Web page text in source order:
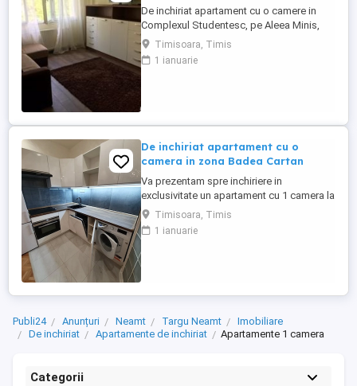
De inchiriat apartament cu o camere in
Complexul Studentesc, pe Aleea Minis,
situat la etajul 2, centrala proprie. 28 mp
Timisoara, Timis
1 ianuarie
De inchiriat apartament cu o
camera in zona Badea Cartan
Va prezentam spre inchiriere in
exclusivitate un apartament cu 1 camera la
etajul 2 4 cu o suprafata de 35 mp,
mobilat si utilat complet in apropiere de
Lidl. Apartamentul este utilat mobilat
Timisoara, Timis
1 ianuarie
Publi24 Anunțuri Neamt Targu Neamt
Imobiliare
De inchiriat
Apartamente de inchiriat Apartamente 1 camera
Categorii